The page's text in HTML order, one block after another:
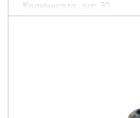
Количесвто, шт: 30